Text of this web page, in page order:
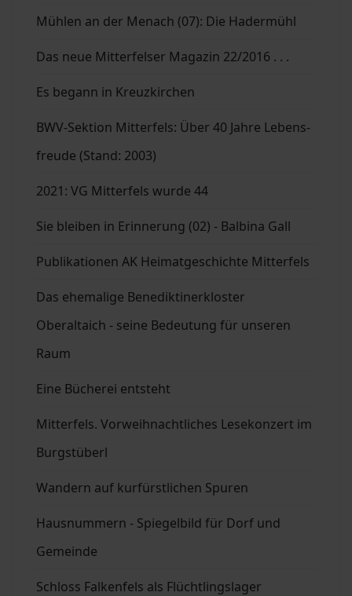
Mühlen an der Menach (07): Die Hadermühl
Das neue Mitterfelser Magazin 22/2016 . . .
Es begann in Kreuzkirchen
BWV-Sektion Mitterfels: Über 40 Jahre Lebens-
freude (Stand: 2003)
2021: VG Mitterfels wurde 44
Sie bleiben in Erinnerung (02) - Balbina Gall
Publikationen AK Heimatgeschichte Mitterfels
Das ehemalige Benediktinerkloster
Oberaltaich - seine Bedeutung für unseren
Raum
Eine Bücherei entsteht
Mitterfels. Vorweihnachtliches Lesekonzert im
Burgstüberl
Wandern auf kurfürstlichen Spuren
Hausnummern - Spiegelbild für Dorf und
Gemeinde
Schloss Falkenfels als Flüchtlingslager